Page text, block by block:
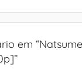
em “
”